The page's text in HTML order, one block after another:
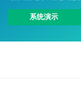
系统演示